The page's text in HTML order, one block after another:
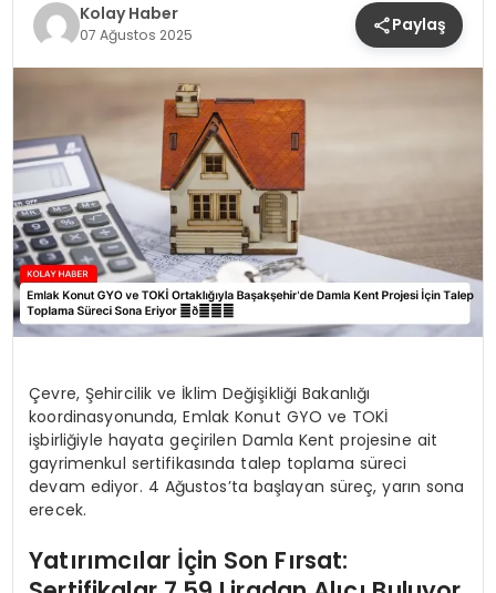
Kolay Haber
07 Ağustos 2025 Paylaş
Çevre, Şehircilik ve İklim Değişikliği Bakanlığı
koordinasyonunda, Emlak Konut GYO ve TOKİ
işbirliğiyle hayata geçirilen Damla Kent projesine ait
gayrimenkul sertifikasında talep toplama süreci
devam ediyor. 4 Ağustos’ta başlayan süreç, yarın sona
erecek.
Yatırımcılar İçin Son Fırsat: